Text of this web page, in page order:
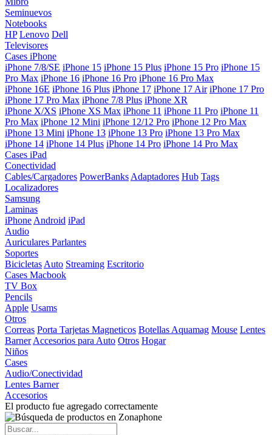
Seminuevos
Notebooks
HP Lenovo Dell
Televisores
Cases iPhone
iPhone 7/8/SE iPhone 15 iPhone 15 Plus iPhone 15 Pro iPhone 15
Pro Max iPhone 16 iPhone 16 Pro iPhone 16 Pro Max
iPhone 16E iPhone 16 Plus iPhone 17 iPhone 17 Air iPhone 17 Pro
iPhone 17 Pro Max iPhone 7/8 Plus iPhone XR
iPhone X/XS iPhone XS Max iPhone 11 iPhone 11 Pro iPhone 11
Pro Max iPhone 12 Mini iPhone 12/12 Pro iPhone 12 Pro Max
iPhone 13 Mini iPhone 13 iPhone 13 Pro iPhone 13 Pro Max
iPhone 14 iPhone 14 Plus iPhone 14 Pro iPhone 14 Pro Max
Cases iPad
Conectividad
Cables/Cargadores PowerBanks Adaptadores Hub Tags
Localizadores
Samsung
Laminas
iPhone Android iPad
Audio
Auriculares Parlantes
Soportes
Bicicletas Auto Streaming Escritorio
Cases Macbook
TV Box
Pencils
Apple Usams
Otros
Correas Porta Tarjetas Magneticos Botellas Aquamag Mouse Lentes
Barner Accesorios para Auto Otros Hogar
Niños
Cases
Audio/Conectividad
Lentes Barner
Accesorios
El producto fue agregado correctamente